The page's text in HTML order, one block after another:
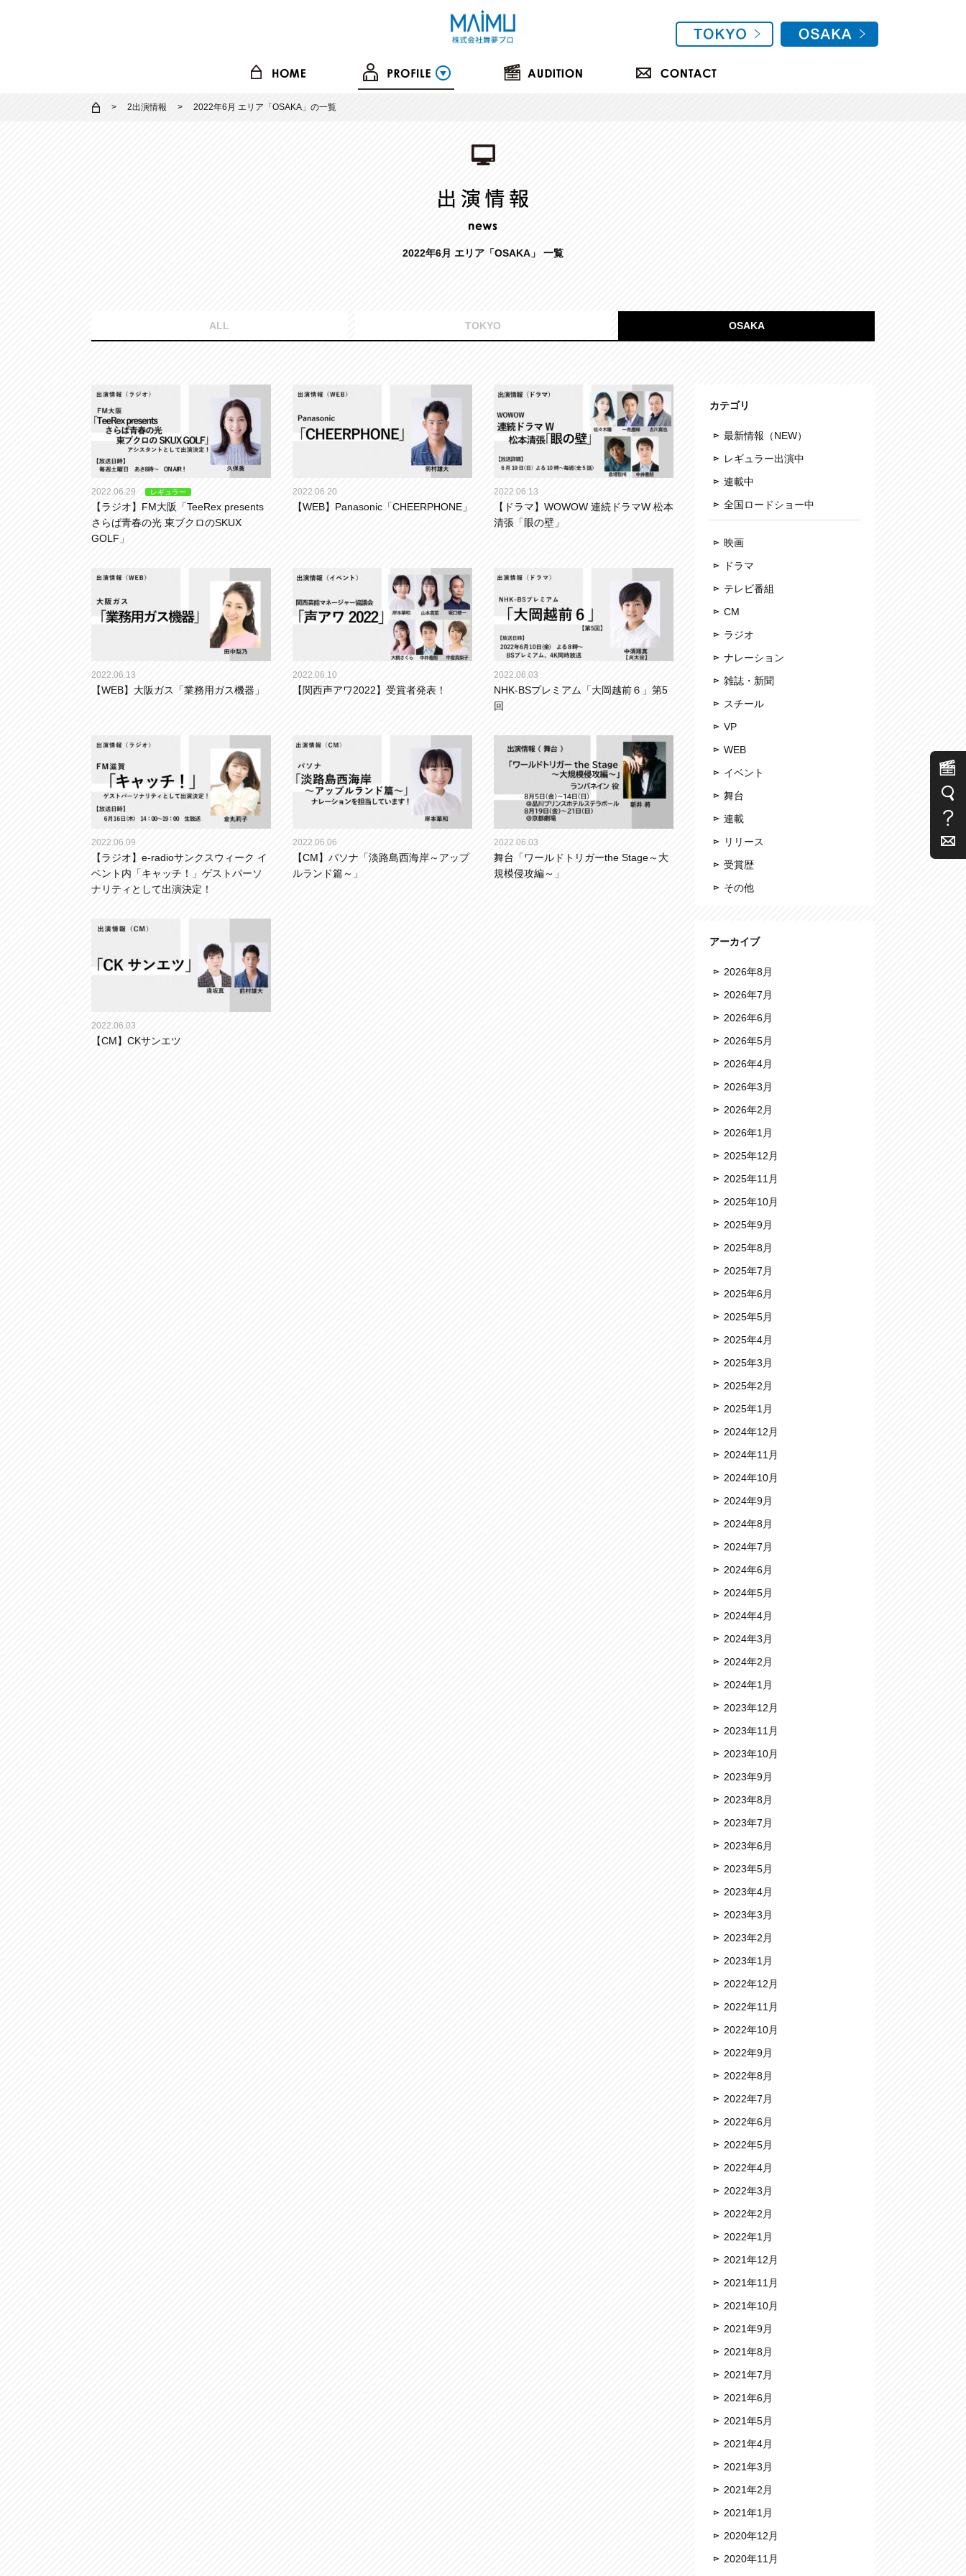
2出演情報 2022年6月 エリア「OSAKA」の一覧
2022年6月 エリア「OSAKA」 一覧
ALL TOKYO OSAKA
2022.06.29 レギュラー
【ラジオ】FM大阪「TeeRex presents
さらば青春の光 東ブクロのSKUX
GOLF」
2022.06.20
【WEB】Panasonic「CHEERPHONE」
2022.06.13
【ドラマ】WOWOW 連続ドラマW 松本
清張「眼の壁」
2022.06.13
【WEB】大阪ガス「業務用ガス機器」
2022.06.10
【関西声アワ2022】受賞者発表！
2022.06.03
NHK-BSプレミアム「大岡越前６」第5
回
2022.06.09
【ラジオ】e-radioサンクスウィーク イ
ベント内「キャッチ！」ゲストパーソ
ナリティとして出演決定！
2022.06.06
【CM】パソナ「淡路島西海岸～アップ
ルランド篇～」
2022.06.03
舞台「ワールドトリガーthe Stage～大
規模侵攻編～」
2022.06.03
【CM】CKサンエツ
カテゴリ
最新情報（NEW）
レギュラー出演中
連載中
全国ロードショー中
映画
ドラマ
テレビ番組
CM
ラジオ
ナレーション
雑誌・新聞
スチール
VP
WEB
イベント
舞台
連載
リリース
受賞歴
その他
アーカイブ
2026年8月
2026年7月
2026年6月
2026年5月
2026年4月
2026年3月
2026年2月
2026年1月
2025年12月
2025年11月
2025年10月
2025年9月
2025年8月
2025年7月
2025年6月
2025年5月
2025年4月
2025年3月
2025年2月
2025年1月
2024年12月
2024年11月
2024年10月
2024年9月
2024年8月
2024年7月
2024年6月
2024年5月
2024年4月
2024年3月
2024年2月
2024年1月
2023年12月
2023年11月
2023年10月
2023年9月
2023年8月
2023年7月
2023年6月
2023年5月
2023年4月
2023年3月
2023年2月
2023年1月
2022年12月
2022年11月
2022年10月
2022年9月
2022年8月
2022年7月
2022年6月
2022年5月
2022年4月
2022年3月
2022年2月
2022年1月
2021年12月
2021年11月
2021年10月
2021年9月
2021年8月
2021年7月
2021年6月
2021年5月
2021年4月
2021年3月
2021年2月
2021年1月
2020年12月
2020年11月